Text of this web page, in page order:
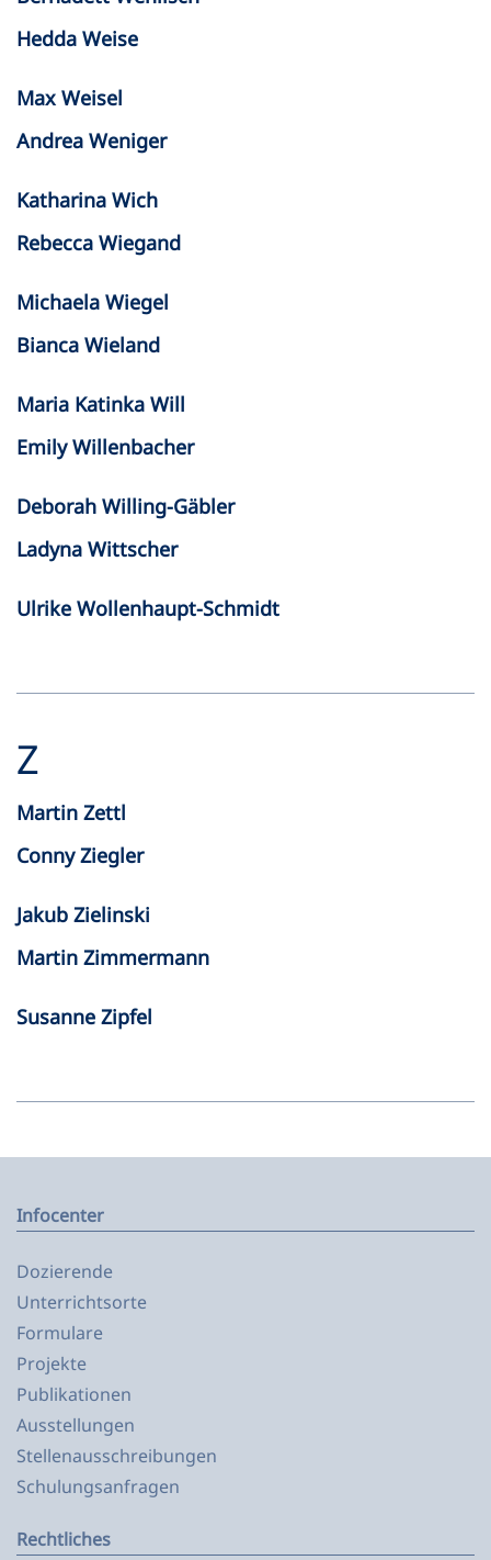
Hedda Weise
Max Weisel
Andrea Weniger
Katharina Wich
Rebecca Wiegand
Michaela Wiegel
Bianca Wieland
Maria Katinka Will
Emily Willenbacher
Deborah Willing-Gäbler
Ladyna Wittscher
Ulrike Wollenhaupt-Schmidt
Z
Martin Zettl
Conny Ziegler
Jakub Zielinski
Martin Zimmermann
Susanne Zipfel
Infocenter
Dozierende
Unterrichtsorte
Formulare
Projekte
Publikationen
Ausstellungen
Stellenausschreibungen
Schulungsanfragen
Rechtliches